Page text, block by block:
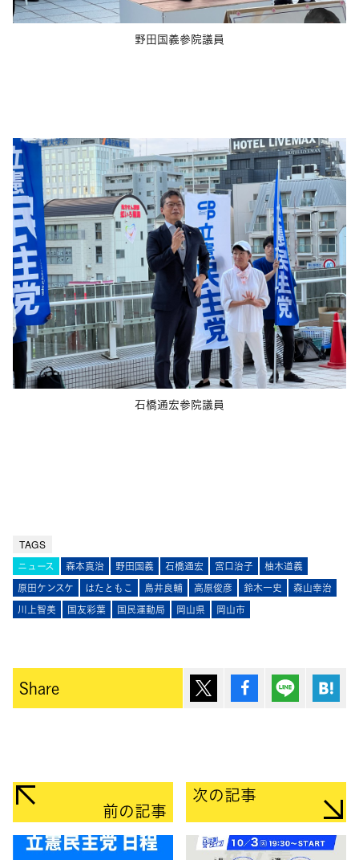
野田国義参院議員
石橋通宏参院議員
TAGS
ニュース 森本真治 野田国義 石橋通宏 宮口治子
柚木道義
原田ケンスケ
はたともこ 鳥井良輔 高原俊彦 鈴木一史
森山幸治
川上智美
国友彩葉 国民運動局 岡山県 岡山市
Share ポスト シェア Lineで送
前の記事
次の記事